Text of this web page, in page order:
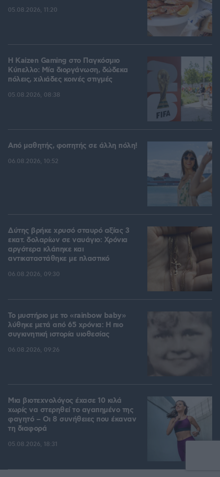
05.08.2026, 11:20
H Kaizen Gaming στο Παγκόσμιο
Kύπελλο: Μία διοργάνωση, δώδεκα
πόλεις, χιλιάδες κοινές στιγμές
05.08.2026, 08:38
Από μαθητής, φοιτητής σε άλλη πόλη!
06.08.2026, 10:52
Δύτης βρήκε χρυσό σταυρό αξίας 3
εκατ. δολαρίων σε ναυάγιο: Χρόνια
αργότερα κλάπηκε και
αντικαταστάθηκε με πλαστικό
06.08.2026, 09:30
Το μυστήριο με το «rainbow baby»
λύθηκε μετά από 65 χρόνια: Η πιο
συγκινητική ιστορία υιοθεσίας
06.08.2026, 09:26
Μια βιοτεχνολόγος έχασε 10 κιλά
χωρίς να στερηθεί το αγαπημένο της
φαγητό – Οι 8 συνήθειες που έκαναν
τη διαφορά
05.08.2026, 18:31